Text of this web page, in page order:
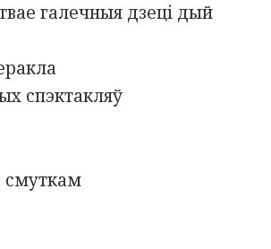
галечныя дзеці дый
спэктакляў
смуткам